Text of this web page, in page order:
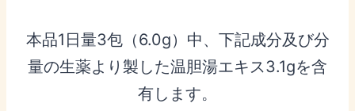
本品1日量3包（6.0g）中、下記成分及び分
量の生薬より製した温胆湯エキス3.1gを含
有します。